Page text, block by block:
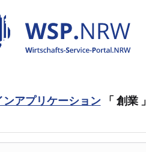
ンアプリケーション 「 創業 」